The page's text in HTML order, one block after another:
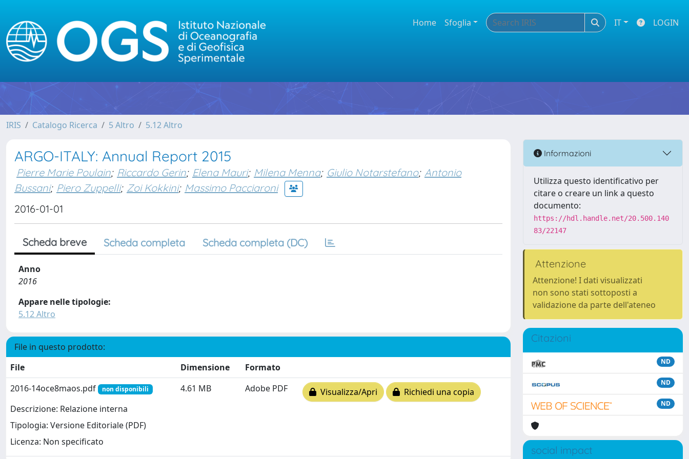
Home Sfoglia IT LOGIN
IRIS Catalogo Ricerca 5 Altro 5.12 Altro
ARGO-ITALY: Annual Report 2015
Pierre Marie Poulain; Riccardo Gerin; Elena Mauri; Milena Menna; Giulio Notarstefano; Antonio
Bussani; Piero Zuppelli; Zoi Kokkini; Massimo Pacciaroni
2016-01-01
Scheda breve Scheda completa Scheda completa (DC)
Anno
2016
Appare nelle tipologie:
5.12 Altro
File in questo prodotto:
File
Dimensione
Formato
2016-14oce8maos.pdf
non disponibili
Descrizione: Relazione interna
Tipologia: Versione Editoriale (PDF)
Licenza: Non specificato
4.61 MB Adobe PDF Visualizza/Apri Richiedi una copia
Informazioni
Utilizza questo identificativo per
citare o creare un link a questo
documento:
https://hdl.handle.net/20.500.140
83/22147
Attenzione
Attenzione! I dati visualizzati
non sono stati sottoposti a
validazione da parte dell'ateneo
Citazioni
ND
ND
ND
social impact